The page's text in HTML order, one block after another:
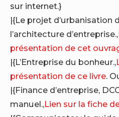
sur internet.}
|{Le projet d’urbanisation
l’architecture d’entreprise.,
présentation de cet
|{L’Entreprise du bonheur.,
présentation de ce livre.
|{Finance d’entreprise,
manuel.,Lien sur la fiche